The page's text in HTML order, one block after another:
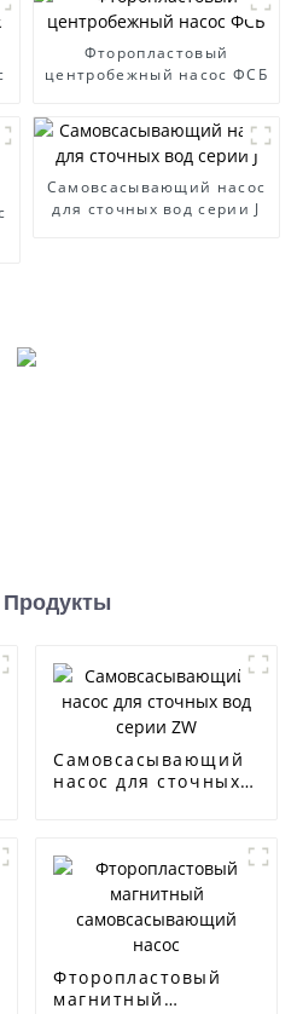
Фторопластовый
центробежный насос ФСБ
Самовсасывающий насос
для сточных вод серии J
Самовсасывающий
насос для сточных
Фторопластовый
магнитный